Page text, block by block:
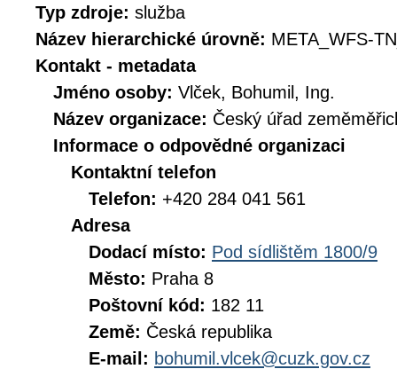
Typ zdroje: služba
Název hierarchické úrovně: META_WFS-
Kontakt - metadata
Jméno osoby: Vlček, Bohumil, Ing.
Název organizace: Český úřad
Informace o odpovědné organizaci
Kontaktní telefon
Telefon: +420 284 041 561
Adresa
Dodací místo: Pod sídlištěm 1800/9
Město: Praha 8
Poštovní kód: 182 11
Země: Česká republika
E-mail: bohumil.vlcek@cuzk.gov.cz